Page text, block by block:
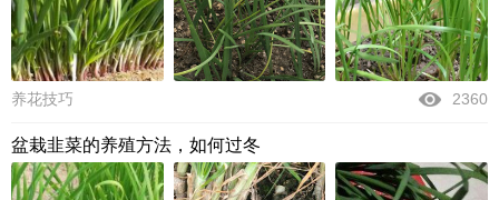
养花技巧 2360
盆栽韭菜的养殖方法，如何过冬